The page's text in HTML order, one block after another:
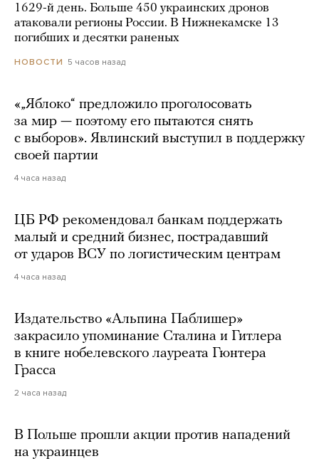
1629-й день. Больше 450 украинских дронов
атаковали регионы России. В Нижнекамске 13
погибших и десятки раненых
НОВОСТИ 5 часов назад
«„Яблоко“ предложило проголосовать
за мир — поэтому его пытаются снять
с выборов». Явлинский выступил в поддержку
своей партии
4 часа назад
ЦБ РФ рекомендовал банкам поддержать
малый и средний бизнес, пострадавший
от ударов ВСУ по логистическим центрам
4 часа назад
Издательство «Альпина Паблишер»
закрасило упоминание Сталина и Гитлера
в книге нобелевского лауреата Гюнтера
Грасса
2 часа назад
В Польше прошли акции против нападений
на украинцев